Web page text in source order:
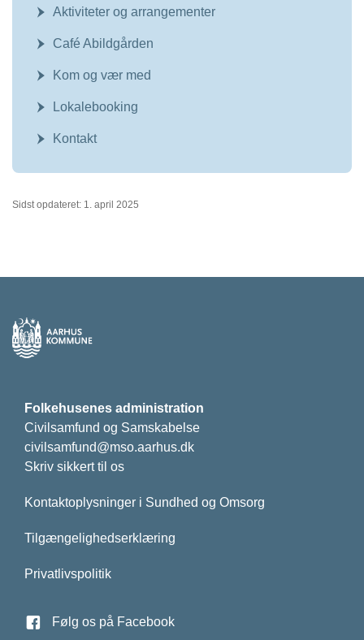
Aktiviteter og arrangementer
Café Abildgården
Kom og vær med
Lokalebooking
Kontakt
Sidst opdateret: 1. april 2025
Folkehusenes administration
Civilsamfund og Samskabelse
civilsamfund@mso.aarhus.dk
Skriv sikkert til os
Kontaktoplysninger i Sundhed og Omsorg
Tilgængelighedserklæring
Privatlivspolitik
Følg os på Facebook